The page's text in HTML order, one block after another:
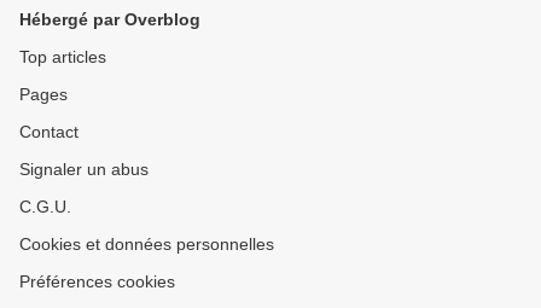
Hébergé par Overblog
Top articles
Pages
Contact
Signaler un abus
C.G.U.
Cookies et données personnelles
Préférences cookies